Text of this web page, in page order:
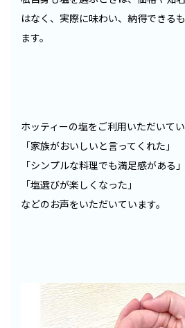
はなく、実際に味わい、納得できる
ます。
ホッティーの塩をご利用いただいて
「家族がおいしいと言ってくれた」
「シンプルな料理でも満足感がある」
「塩選びが楽しくなった」
などのお声をいただいています。